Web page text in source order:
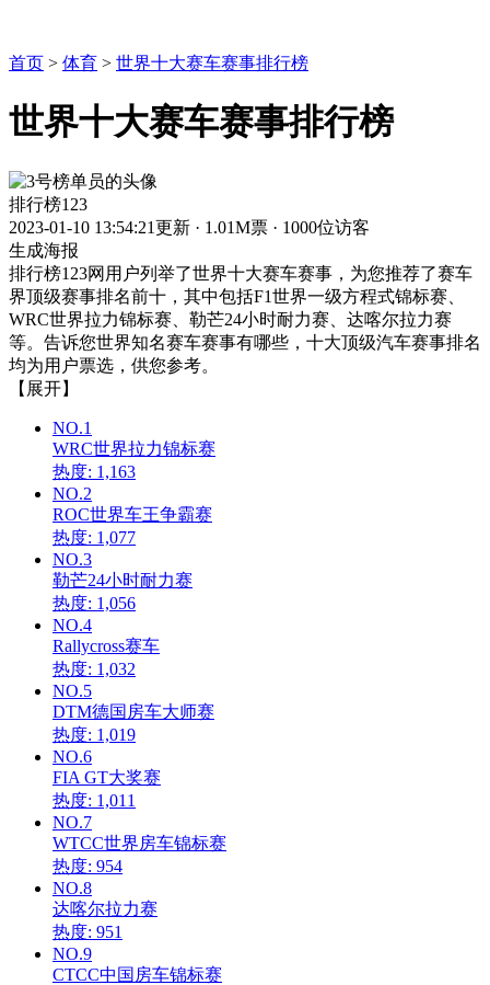
首页 > 体育 > 世界十大赛车赛事排行榜
世界十大赛车赛事排行榜
排行榜123
2023-01-10 13:54:21更新 · 1.01M票 · 1000位访客
生成海报
排行榜123网用户列举了世界十大赛车赛事，为您推荐了赛车
界顶级赛事排名前十，其中包括F1世界一级方程式锦标赛、
WRC世界拉力锦标赛、勒芒24小时耐力赛、达喀尔拉力赛
等。告诉您世界知名赛车赛事有哪些，十大顶级汽车赛事排名
均为用户票选，供您参考。
【展开】
NO.1
WRC世界拉力锦标赛
热度: 1,163
NO.2
ROC世界车王争霸赛
热度: 1,077
NO.3
勒芒24小时耐力赛
热度: 1,056
NO.4
Rallycross赛车
热度: 1,032
NO.5
DTM德国房车大师赛
热度: 1,019
NO.6
FIA GT大奖赛
热度: 1,011
NO.7
WTCC世界房车锦标赛
热度: 954
NO.8
达喀尔拉力赛
热度: 951
NO.9
CTCC中国房车锦标赛